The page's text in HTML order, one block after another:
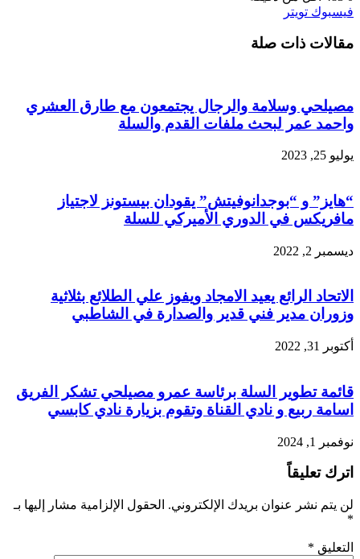
فيسبوك تويتر
البريد
مقالات ذات صلة
مصيلحي وسلامة والرجال يجتمعون مع طارق العشري
واحمد عمر لبحث ملفات القدم والسلة
يوليو 25, 2023
“هايز” و “بوجدانوفيتش” يقودان بيستونز لاجتياز
مافريكس في الدوري الأميركي للسلة
ديسمبر 2, 2022
الاتحاد الرائع يعيد الامجاد ويفوز علي الطلائع بثلاثية
وزوران مدير فني قدير والصدارة في الشاطبي
أكتوبر 31, 2022
قائمة تطوير السلة برئاسة عمرو مصيلحي تشكر الفريق
اسامة ربيع و نادي القناة وتقوم بزيارة نادي كابسي
نوفمبر 1, 2024
اترك تعليقاً
لن يتم نشر عنوان بريدك الإلكتروني. الحقول الإلزامية مشار إليها بـ
*
التعليق *